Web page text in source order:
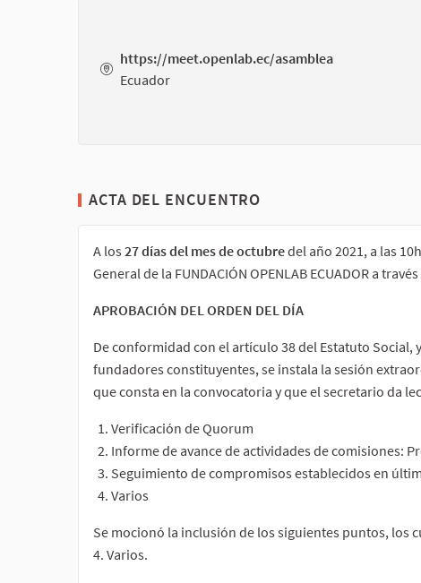
https://meet.openlab.ec/asamblea
Ecuador
ACTA DEL ENCUENTRO
A los27 días del mes de octubredel año 2021, a las
General de la FUNDACIÓN OPENLAB ECUADOR a
APROBACIÓN DEL ORDEN DEL DÍA
De conformidad con el artículo 38 del Estatuto
fundadores constituyentes, se instala la sesión
que consta en la convocatoria y que el secretario da
Verificación de Quorum
Informe de avance de actividades de comisiones:
Seguimiento de compromisos establecidos en
Varios
Se mocionó la inclusión de los siguientes puntos,
4. Varios.